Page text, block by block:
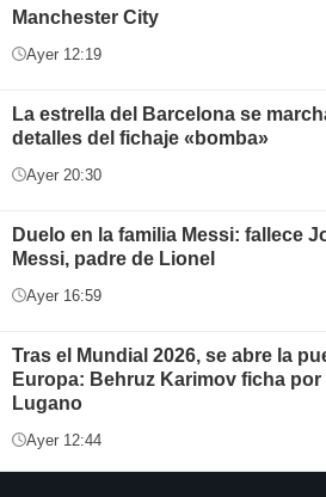
Manchester City
Ayer 12:19
La estrella del Barcelona se
detalles del fichaje «bomba»
Ayer 20:30
Duelo en la familia Messi: fallece
Messi, padre de Lionel
Ayer 16:59
Tras el Mundial 2026, se abre la
Europa: Behruz Karimov ficha por
Lugano
Ayer 12:44